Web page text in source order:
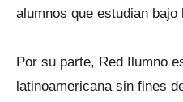
alumnos que estudian
Por su parte, Red Ilumno
latinoamericana sin fines